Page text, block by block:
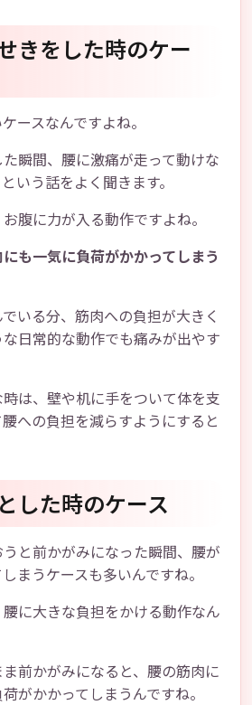
きをした時のケー
ースなんですよね。
瞬間、腰に激痛が走って動けな
いう話をよく聞きます。
腹に力が入る動作ですよね。
も一気に負荷がかかってしまう
いる分、筋肉への負担が大きく
日常的な動作でも痛みが出やす
は、壁や机に手をついて体を支
への負担を減らすようにすると
した時のケース
と前かがみになった瞬間、腰が
まうケースも多いんですね。
に大きな負担をかける動作なん
前かがみになると、腰の筋肉に
がかかってしまうんですね。